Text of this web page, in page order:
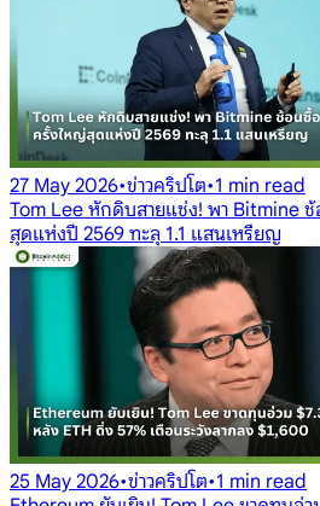
27 May 2026•ข่าวคริปโต•1 min read
Tom Lee หักดิบสายแช่ง! พา Bitmine
สุดแห่งปี 2569 ทะลุ 1.1 แสนเหรียญ
25 May 2026•ข่าวคริปโต•1 min read